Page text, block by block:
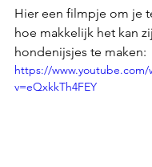
Hier een filmpje om je
hoe makkelijk het kan
hondenijsjes te maken:
https://www.youtube.com/
v=eQxkkTh4FEY